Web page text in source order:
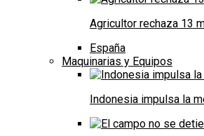
Agricultor rechaza 13
España
Maquinarias y Equipos
Indonesia impulsa la